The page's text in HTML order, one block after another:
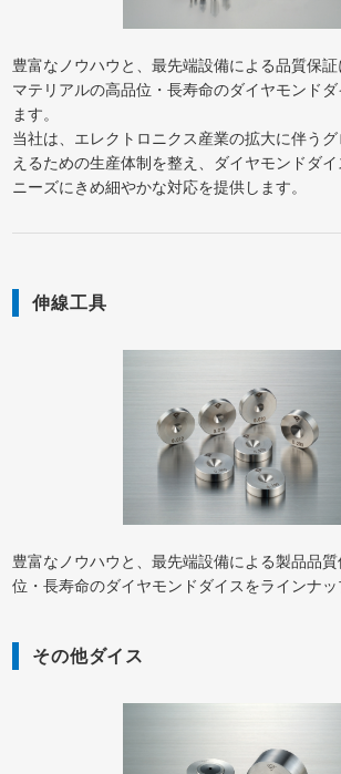
豊富なノウハウと、最先端設備による品質保
マテリアルの高品位・長寿命のダイヤモンド
ます。
当社は、エレクトロニクス産業の拡大に伴う
えるための生産体制を整え、ダイヤモンドダ
ニーズにきめ細やかな対応を提供します。
伸線工具
豊富なノウハウと、最先端設備による製品品
位・長寿命のダイヤモンドダイスをラインナッ
その他ダイス